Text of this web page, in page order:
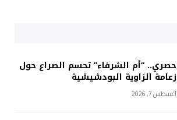
حصري.. “أم الشرفاء” تحسم الصراع حول
زعامة الزاوية البودشيشية
أغسطس 7, 2026